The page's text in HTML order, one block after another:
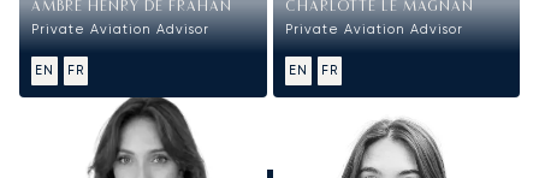
AMBRE HENRY DE FRAHAN
Private Aviation Advisor
EN FR
CHARLOTTE LE MAGNAN
Private Aviation Advisor
EN FR